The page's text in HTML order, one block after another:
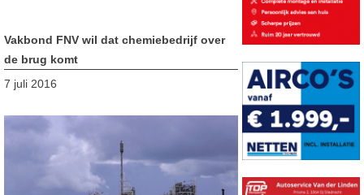
Vakbond FNV wil dat chemiebedrijf over
de brug komt
7 juli 2016